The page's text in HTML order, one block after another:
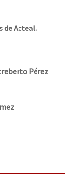
de Acteal.
Pérez